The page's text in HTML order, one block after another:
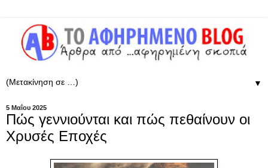
▼
5 Μαΐου 2025
Πώς γεννιούνται και πώς πεθαίνουν οι
Χρυσές Εποχές